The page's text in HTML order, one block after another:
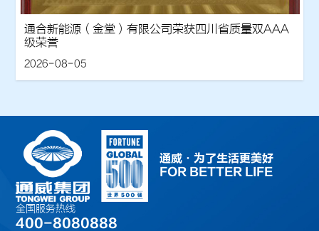
通合新能源（金堂）有限公司荣获四川省质量双AAA
级荣誉
2026-08-05
通威·为了生活更美好
FOR BETTER LIFE
全国服务热线
400-8080888